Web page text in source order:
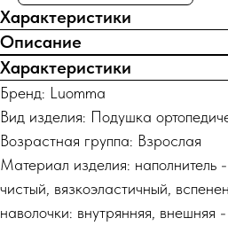
Характеристики
Описание
Характеристики
Бренд: Luomma
Вид изделия: Подушка
Возрастная группа: Взрослая
Материал изделия: наполнитель
чистый, вязкоэластичный,
наволочки: внутрянняя, внешняя